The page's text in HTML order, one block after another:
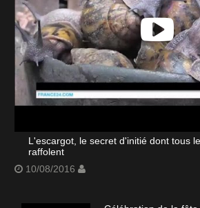
L'escargot, le secret d'initié dont tous
raffolent
10/08/2016